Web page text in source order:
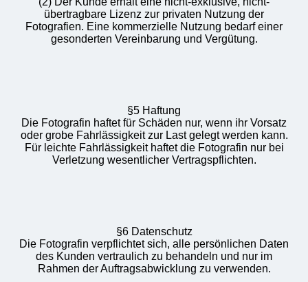
übertragbare Lizenz zur privaten Nutzung der
Fotografien. Eine kommerzielle Nutzung bedarf einer
gesonderten Vereinbarung und Vergütung.
§5 Haftung
Die Fotografin haftet für Schäden nur, wenn ihr Vorsatz
oder grobe Fahrlässigkeit zur Last gelegt werden kann.
Für leichte Fahrlässigkeit haftet die Fotografin nur bei
Verletzung wesentlicher Vertragspflichten.
§6 Datenschutz
Die Fotografin verpflichtet sich, alle persönlichen Daten
des Kunden vertraulich zu behandeln und nur im
Rahmen der Auftragsabwicklung zu verwenden.